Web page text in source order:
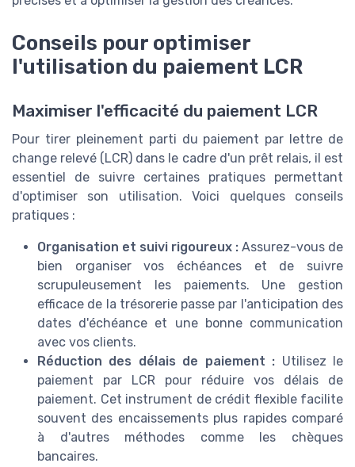
Conseils pour optimiser
l'utilisation du paiement LCR
Maximiser l'efficacité du paiement LCR
Pour tirer pleinement parti du paiement par lettre de
change relevé (LCR) dans le cadre d'un prêt relais, il est
essentiel de suivre certaines pratiques permettant
d'optimiser son utilisation. Voici quelques conseils
pratiques :
Organisation et suivi rigoureux : Assurez-vous de
bien organiser vos échéances et de suivre
scrupuleusement les paiements. Une gestion
efficace de la trésorerie passe par l'anticipation des
dates d'échéance et une bonne communication
avec vos clients.
Réduction des délais de paiement : Utilisez le
paiement par LCR pour réduire vos délais de
paiement. Cet instrument de crédit flexible facilite
souvent des encaissements plus rapides comparé
à d'autres méthodes comme les chèques
bancaires.